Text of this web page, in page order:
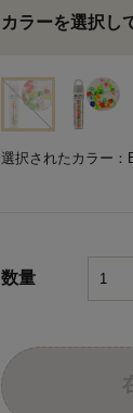
カラーを選択し
選択されたカラー：
数量